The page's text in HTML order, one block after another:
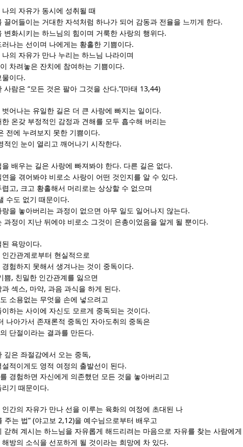
의 자유가 동시에 성취될 때
끌어들이는 거대한 자석처럼 하나가 되어 감동과 전율을 느끼게 한다.
변화시키는 하느님의 힘이며 거룩한 사랑의 행위다.
러나는 선이며 나에게는 황홀한 기쁨이다.
의 자유가 만나 누리는 하느님 나라이며
차려놓은 잔치에 참여하는 기쁨이다.
물이다.
사람은 “모든 것은 팔아 그것을 산다.”(마태 13,44)
벗어나는 유일한 길은 더 큰 사랑에 빠지는 일이다.
온갖 부정적인 감정과 견해를 모두 흡수해 버리는
전에 누려보지 못한 기쁨이다.
적인 눈이 열리고 깨어나기 시작한다.
배우는 길은 사랑에 빠져봐야 한다. 다른 길은 없다.
연을 겪어봐야 비로소 사랑이 어떤 것인지를 알 수 있다.
렵고, 크고 황홀해서 머리로는 상상할 수 없으며
수도 없기 때문이다.
을 놓아버리는 과정이 없으면 아무 일도 일어나지 않는다.
과정이 지난 뒤에야 비로소 그것이 은총이었음을 알게 될 뿐이다.
된 욕망이다.
인간관계로부터 현실적으로
경험하지 못해서 생겨나는 것이 중독이다.
쁨, 친밀한 인간관계를 잃으면
과 섹스, 마약, 과음 과식을 하게 된다.
소용없는 무엇을 손에 넣으려고
이하는 사이에 자신도 모르게 중독되는 것이다.
나아가서 존재론적 중독인 자아도취의 중독은
단절이라는 결과를 만든다.
깊은 좌절감에서 오는 중독,
설적이게도 영적 여정의 출발선이 된다.
경험하면 자신에게 의존했던 모든 것을 놓아버리고
기 때문이다.
간의 자유가 만나 선을 이루는 육화의 여정에 초대된 나
주는 법” (야고보 2,12)을 예수님으로부터 배우고
갇혀 계시는 하느님을 자유롭게 해드리려는 마음으로 자유를 찾는 사람에게
방의 소식을 선포하게 될 것이라는 희망에 차 있다.